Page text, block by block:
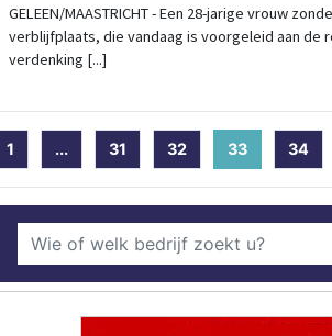
GELEEN/MAASTRICHT - Een 28-jarige vrouw
verblijfplaats, die vandaag is voorgeleid aan de
verdenking [...]
1 ... 31 32 33 (current)
34